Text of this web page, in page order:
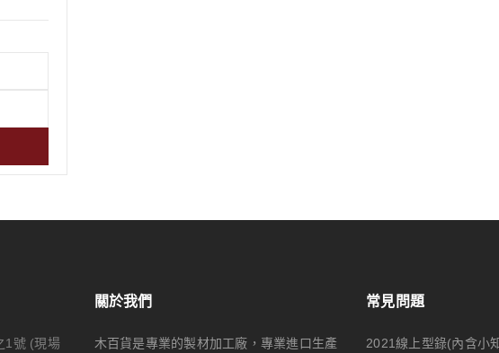
1號 (現場
關於我們
木百貨是專業的製材加工廠，專業進口生產
常見問題
2021線上型錄(內含小